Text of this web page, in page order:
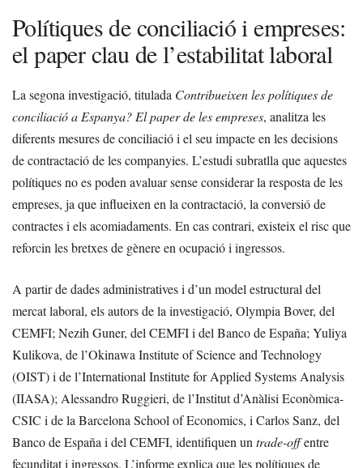
Polítiques de conciliació i empreses:
el paper clau de l’estabilitat laboral
La segona investigació, titulada Contribueixen les polítiques de
conciliació a Espanya? El paper de les empreses, analitza les
diferents mesures de conciliació i el seu impacte en les decisions
de contractació de les companyies. L’estudi subratlla que aquestes
polítiques no es poden avaluar sense considerar la resposta de les
empreses, ja que influeixen en la contractació, la conversió de
contractes i els acomiadaments. En cas contrari, existeix el risc que
reforcin les bretxes de gènere en ocupació i ingressos.
A partir de dades administratives i d’un model estructural del
mercat laboral, els autors de la investigació, Olympia Bover, del
CEMFI; Nezih Guner, del CEMFI i del Banco de España; Yuliya
Kulikova, de l’Okinawa Institute of Science and Technology
(OIST) i de l’International Institute for Applied Systems Analysis
(IIASA); Alessandro Ruggieri, de l’Institut d’Anàlisi Econòmica-
CSIC i de la Barcelona School of Economics, i Carlos Sanz, del
Banco de España i del CEMFI, identifiquen un trade-offentre
fecunditat i ingressos. L’informe explica que les polítiques de